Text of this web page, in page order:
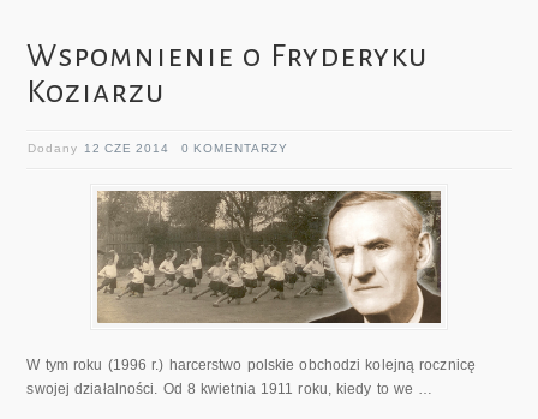
Wspomnienie o Fryderyku
Koziarzu
Dodany 12 CZE 2014 0 KOMENTARZY
W tym roku (1996 r.) harcerstwo polskie obchodzi kolejną rocznicę
swojej działalności. Od 8 kwietnia 1911 roku, kiedy to we …